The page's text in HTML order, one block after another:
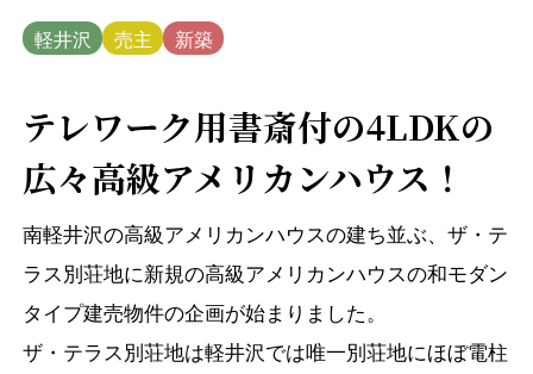
軽井沢 売主 新築
テレワーク用書斎付の4LDKの
広々高級アメリカンハウス！
南軽井沢の高級アメリカンハウスの建ち並ぶ、ザ・テ
ラス別荘地に新規の高級アメリカンハウスの和モダン
タイプ建売物件の企画が始まりました。
ザ・テラス別荘地は軽井沢では唯一別荘地にほぼ電柱